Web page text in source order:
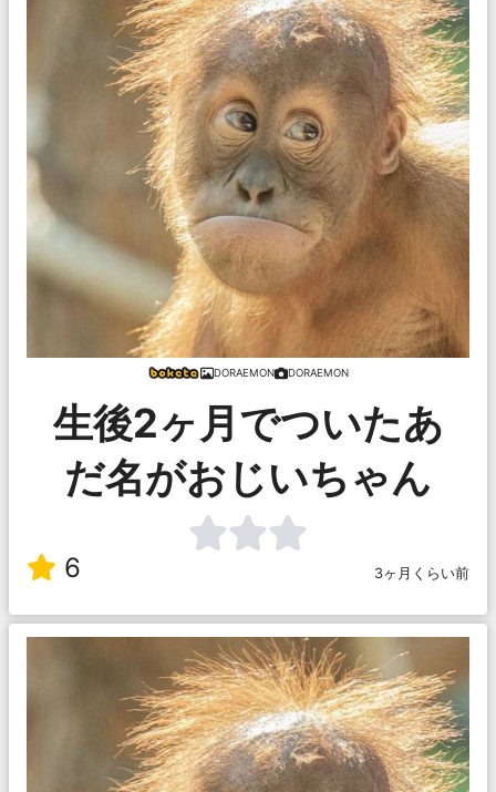
DORAEMON DORAEMON
生後2ヶ月でついたあ
だ名がおじいちゃん
6 3ヶ月くらい前